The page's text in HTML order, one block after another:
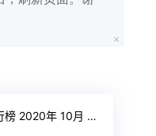
年 10月 TOP10